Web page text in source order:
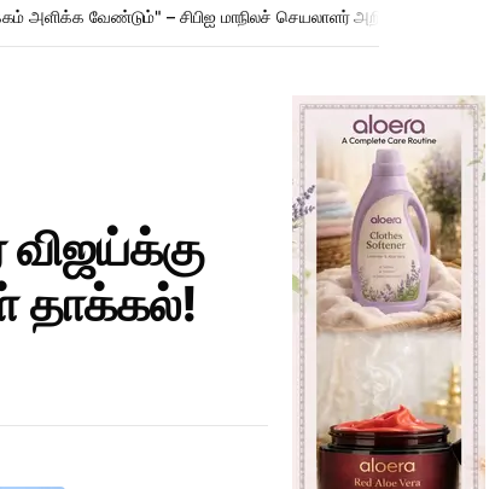
அளிக்க வேண்டும்" – சிபிஐ மாநிலச் செயலாளர் அறிக்கை!
விஜய்க்கு
தாக்கல்!